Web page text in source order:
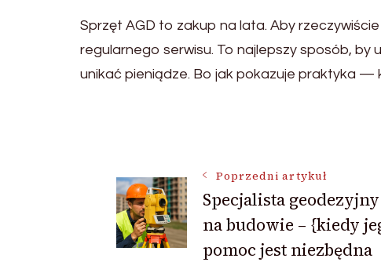
Sprzęt AGD to zakup na lata. Aby
regularnego serwisu. To najlepszy sposób, by
unikać pieniądze. Bo jak pokazuje praktyka —
wpisu
Poprzedni artykuł
Specjalista geodezyjny
na budowie – {kiedy
pomoc jest niezbędna